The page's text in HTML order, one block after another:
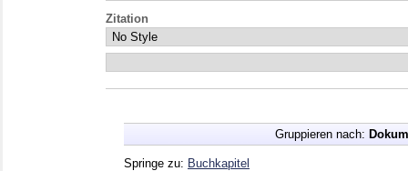
Zitation
Gruppieren nach:
Springe zu: Buchkapitel